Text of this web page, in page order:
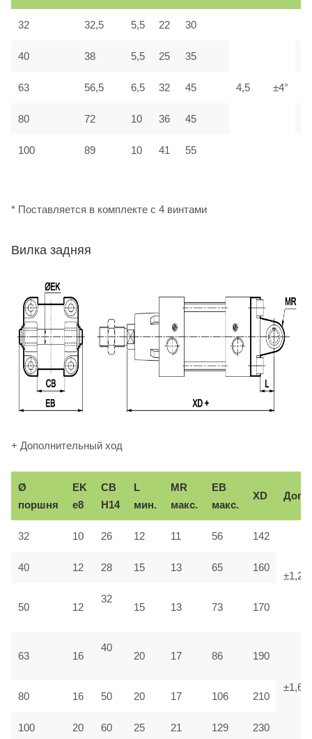
32 32,5 5,5 22 30
4,5 ±4°
40 38 5,5 25 35
63 56,5 6,5 32 45
80 72 10 36 45
100 89 10 41 55
* Поставляется в комплекте с 4 винтами
Вилка задняя
+ Дополнительный ход
Ø
поршня
EK
e8
CB
H14
L
мин.
MR
макс.
EB
макс.
XD Доп.
32 10 26 12 11 56 142
±1,25
40 12 28 15 13 65 160
50 12
32
15 13 73 170
63 16
40
20 17 86 190
±1,6
80 16 50 20 17 106 210
100 20 60 25 21 129 230